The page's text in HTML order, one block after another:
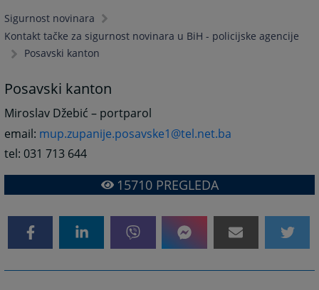
Sigurnost novinara
Kontakt tačke za sigurnost novinara u BiH - policijske agencije
Posavski kanton
Posavski kanton
Miroslav Džebić – portparol
email: mup.zupanije.posavske1@tel.net.ba
tel: 031 713 644
15710PREGLEDA